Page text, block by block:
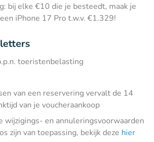
bij elke €10 die je besteedt, maak je
iPhone 17 Pro t.w.v. €1.329!
toeristenbelasting
van een reservering vervalt de 14
van je voucheraankoop
wijzigings- en annuleringsvoorwaarden
zijn van toepassing, bekijk deze hier